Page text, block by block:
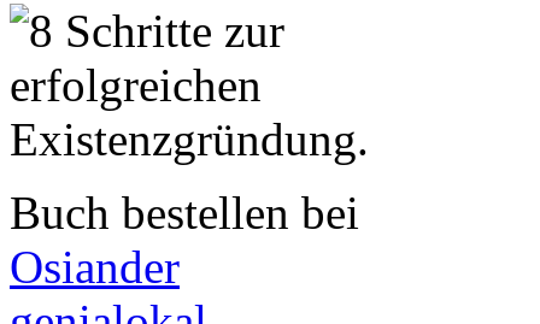
Buch bestellen bei
Osiander